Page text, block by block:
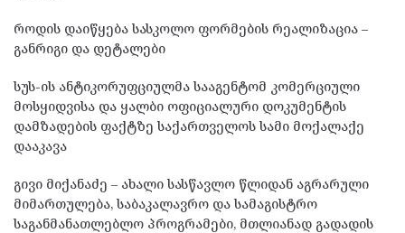
როდის დაიწყება სასკოლო ფორმების რეალიზაცია –
განრიგი და დეტალები
სუს-ის ანტიკორუფციულმა სააგენტომ კომერციული
მოსყიდვისა და ყალბი ოფიციალური დოკუმენტის
დამზადების ფაქტზე საქართველოს სამი მოქალაქე
დააკავა
გივი მიქანაძე – ახალი სასწავლო წლიდან აგრარული
მიმართულება, საბაკალავრო და სამაგისტრო
საგანმანათლებლო პროგრამები, მთლიანად გადადის